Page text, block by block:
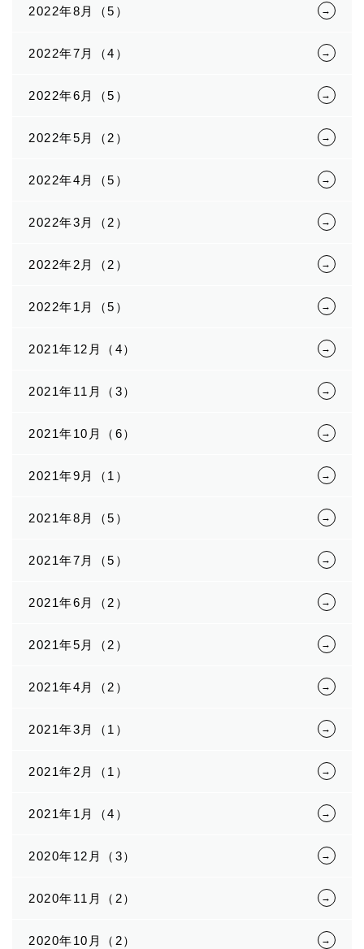
2022年8月（5）
2022年7月（4）
2022年6月（5）
2022年5月（2）
2022年4月（5）
2022年3月（2）
2022年2月（2）
2022年1月（5）
2021年12月（4）
2021年11月（3）
2021年10月（6）
2021年9月（1）
2021年8月（5）
2021年7月（5）
2021年6月（2）
2021年5月（2）
2021年4月（2）
2021年3月（1）
2021年2月（1）
2021年1月（4）
2020年12月（3）
2020年11月（2）
2020年10月（2）